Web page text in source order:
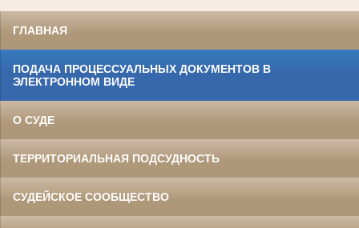
ГЛАВНАЯ
ПОДАЧА ПРОЦЕССУАЛЬНЫХ ДОКУМЕНТОВ В
ЭЛЕКТРОННОМ ВИДЕ
О СУДЕ
ТЕРРИТОРИАЛЬНАЯ ПОДСУДНОСТЬ
СУДЕЙСКОЕ СООБЩЕСТВО